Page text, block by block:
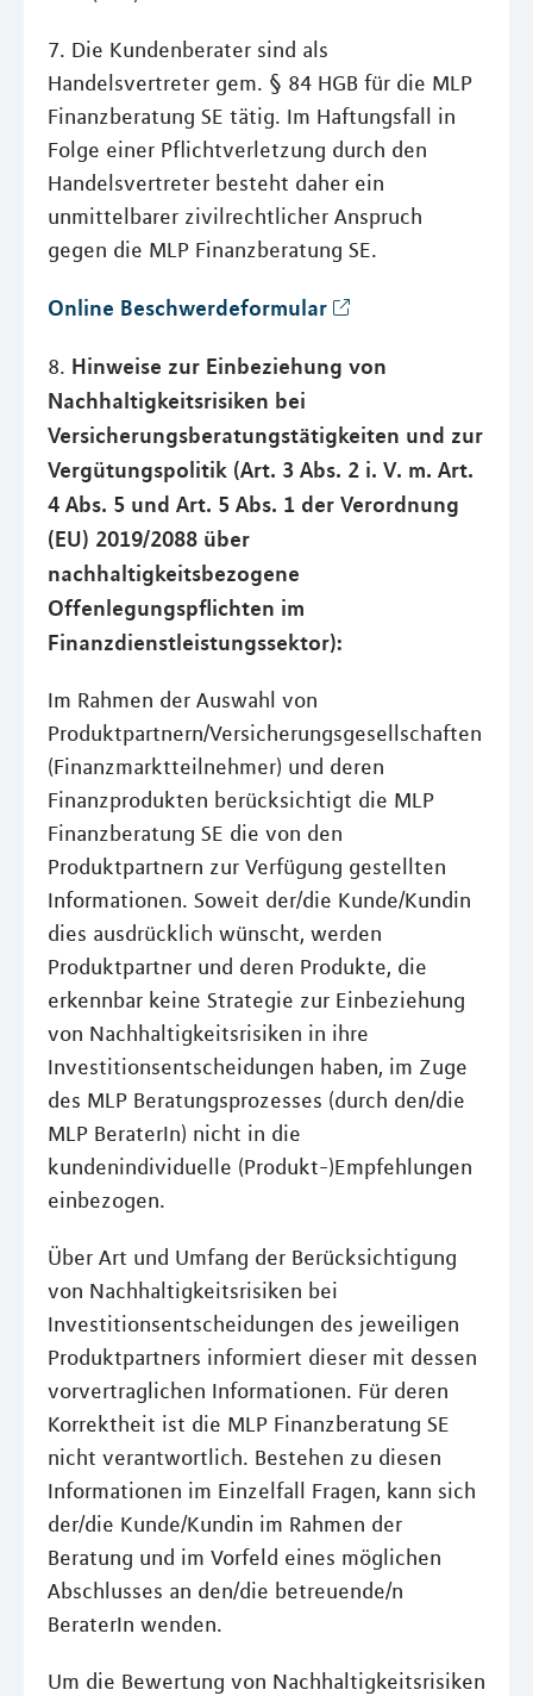
7. Die Kundenberater sind als
Handelsvertreter gem. § 84 HGB für die MLP
Finanzberatung SE tätig. Im Haftungsfall in
Folge einer Pflichtverletzung durch den
Handelsvertreter besteht daher ein
unmittelbarer zivilrechtlicher Anspruch
gegen die MLP Finanzberatung SE.
Online Beschwerdeformular
8. Hinweise zur Einbeziehung von
Nachhaltigkeitsrisiken bei
Versicherungsberatungstätigkeiten und zur
Vergütungspolitik (Art. 3 Abs. 2 i. V. m. Art.
4 Abs. 5 und Art. 5 Abs. 1 der Verordnung
(EU) 2019/2088 über
nachhaltigkeitsbezogene
Offenlegungspflichten im
Finanzdienstleistungssektor):
Im Rahmen der Auswahl von
Produktpartnern/Versicherungsgesellschaften
(Finanzmarktteilnehmer) und deren
Finanzprodukten berücksichtigt die MLP
Finanzberatung SE die von den
Produktpartnern zur Verfügung gestellten
Informationen. Soweit der/die Kunde/Kundin
dies ausdrücklich wünscht, werden
Produktpartner und deren Produkte, die
erkennbar keine Strategie zur Einbeziehung
von Nachhaltigkeitsrisiken in ihre
Investitionsentscheidungen haben, im Zuge
des MLP Beratungsprozesses (durch den/die
MLP BeraterIn) nicht in die
kundenindividuelle (Produkt-)Empfehlungen
einbezogen.
Über Art und Umfang der Berücksichtigung
von Nachhaltigkeitsrisiken bei
Investitionsentscheidungen des jeweiligen
Produktpartners informiert dieser mit dessen
vorvertraglichen Informationen. Für deren
Korrektheit ist die MLP Finanzberatung SE
nicht verantwortlich. Bestehen zu diesen
Informationen im Einzelfall Fragen, kann sich
der/die Kunde/Kundin im Rahmen der
Beratung und im Vorfeld eines möglichen
Abschlusses an den/die betreuende/n
BeraterIn wenden.
Um die Bewertung von Nachhaltigkeitsrisiken